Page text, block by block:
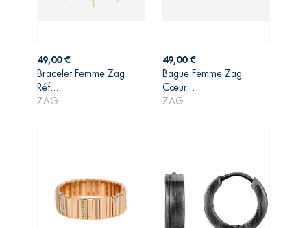
Prix
49,00 €
Bracelet Femme Zag
Réf....
ZAG
AJOUTER AU
Prix
49,00 €
Bague Femme Zag
Cœur...
ZAG
AJOUTER AU